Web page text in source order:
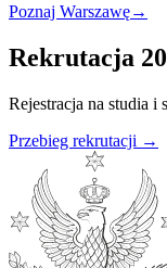
Poznaj Warszawę→
Rekrutacja
Rejestracja na studia
Przebieg rekrutacji →